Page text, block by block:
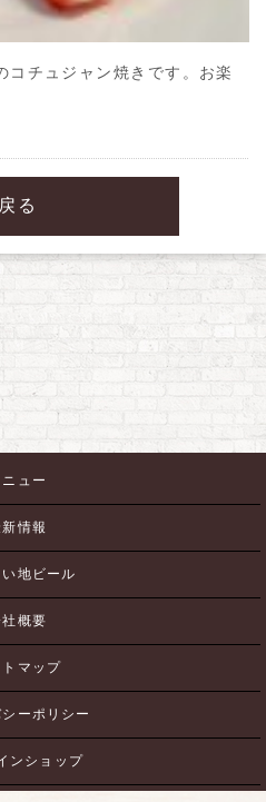
コチュジャン焼きです。お楽
戻る
ニュー
情報
地ビール
社概要
マップ
ーポリシー
ンショップ